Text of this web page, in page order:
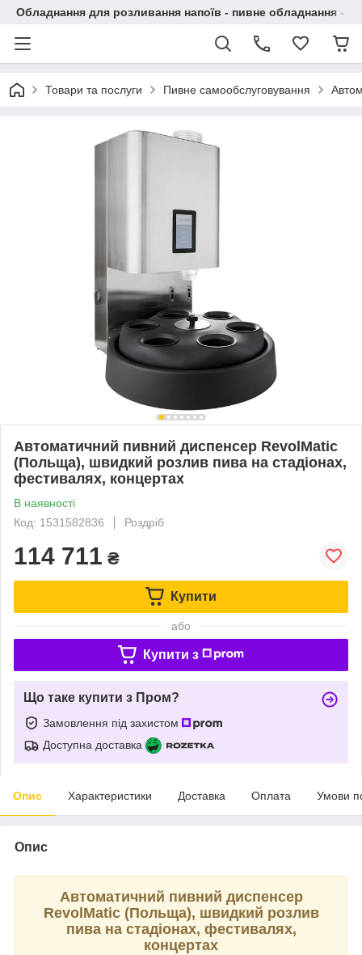
Обладнання для розливання напоїв - пивне обладнання - в
Товари та послуги Пивне самообслуговування
Автоматичний пивний диспенсер RevolMatic
(Польща), швидкий розлив пива на стадіонах,
фестивалях, концертах
В наявності
Код: 1531582836
Роздріб
114 711 ₴
Купити
або
Купити з
Що таке купити з Пром?
Замовлення під захистом
Доступна доставка
Опис Характеристики Доставка Оплата Умови
Опис
Автоматичний пивний диспенсер
RevolMatic (Польща), швидкий розлив
пива на стадіонах, фестивалях,
концертах